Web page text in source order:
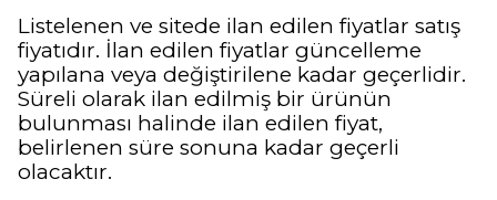
Listelenen ve sitede ilan edilen fiyatlar satış
fiyatıdır. İlan edilen fiyatlar güncelleme
yapılana veya değiştirilene kadar geçerlidir.
Süreli olarak ilan edilmiş bir ürünün
bulunması halinde ilan edilen fiyat,
belirlenen süre sonuna kadar geçerli
olacaktır.